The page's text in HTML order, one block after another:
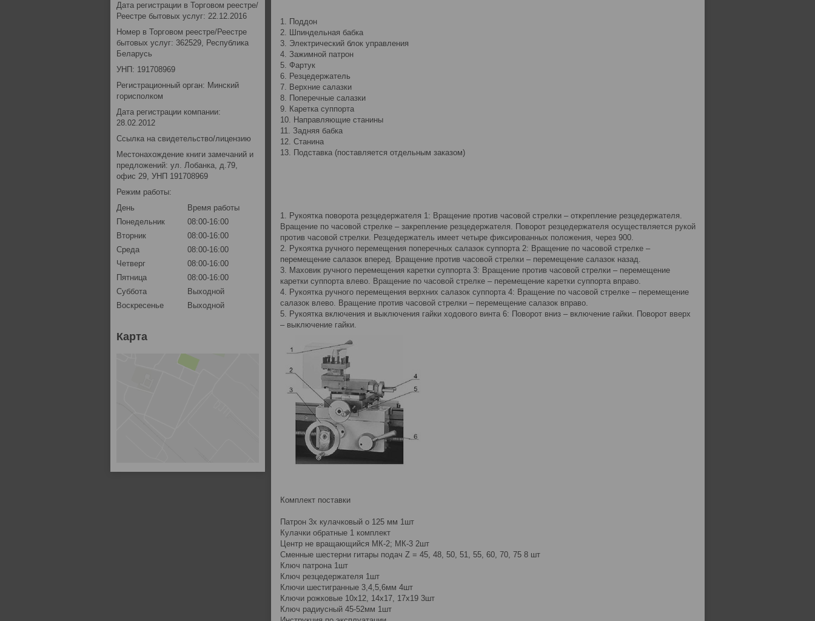
1. Поддон
2. Шпиндельная бабка
3. Электрический блок управления
4. Зажимной патрон
5. Фартук
6. Резцедержатель
7. Верхние салазки
8. Поперечные салазки
9. Каретка суппорта
10. Направляющие станины
11. Задняя бабка
12. Станина
13. Подставка (поставляется отдельным заказом)
1. Рукоятка поворота резцедержателя 1: Вращение против часовой стрелки – открепление резцедержателя.
Вращение по часовой стрелке – закрепление резцедержателя. Поворот резцедержателя осуществляется рукой
против часовой стрелки. Резцедержатель имеет четыре фиксированных положения, через 900.
2. Рукоятка ручного перемещения поперечных салазок суппорта 2: Вращение по часовой стрелке –
перемещение салазок вперед. Вращение против часовой стрелки – перемещение салазок назад.
3. Маховик ручного перемещения каретки суппорта 3: Вращение против часовой стрелки – перемещение
каретки суппорта влево. Вращение по часовой стрелке – перемещение каретки суппорта вправо.
4. Рукоятка ручного перемещения верхних салазок суппорта 4: Вращение по часовой стрелке – перемещение
салазок влево. Вращение против часовой стрелки – перемещение салазок вправо.
5. Рукоятка включения и выключения гайки ходового винта 6: Поворот вниз – включение гайки. Поворот вверх
– выключение гайки.
Комплект поставки
Патрон 3х кулачковый o 125 мм 1шт
Кулачки обратные 1 комплект
Центр не вращающийся МК-2; МК-3 2шт
Сменные шестерни гитары подач Z = 45, 48, 50, 51, 55, 60, 70, 75 8 шт
Ключ патрона 1шт
Ключ резцедержателя 1шт
Ключи шестигранные 3,4,5,6мм 4шт
Ключи рожковые 10х12, 14х17, 17х19 3шт
Ключ радиусный 45-52мм 1шт
Дата регистрации в Торговом реестре/
Реестре бытовых услуг: 22.12.2016
Номер в Торговом реестре/Реестре
бытовых услуг: 362529, Республика
Беларусь
УНП: 191708969
Регистрационный орган: Минский
горисполком
Дата регистрации компании:
28.02.2012
Ссылка на свидетельство/лицензию
Местонахождение книги замечаний и
предложений: ул. Лобанка, д.79,
офис 29, УНП 191708969
Режим работы:
День
Время работы
Понедельник
08:00-16:00
Вторник
08:00-16:00
Среда
08:00-16:00
Четверг
08:00-16:00
Пятница
08:00-16:00
Суббота
Выходной
Воскресенье
Выходной
Карта